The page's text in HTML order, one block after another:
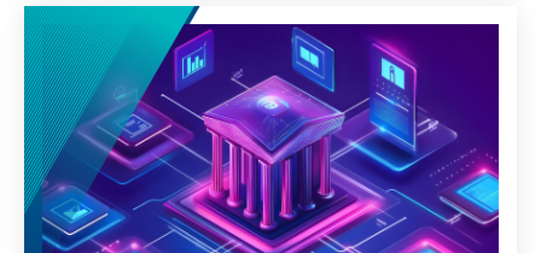
überlassen, wird nicht zu friedlichen
transatlantischen Beziehungen führen. Die EU
muss ihre Durchsetzung verdoppeln und
sicherstellen, dass laufende Untersuchungen
voranschreiten – während sie gleichzeitig
Marktzutrittsbarrieren,
Unternehmensspaltungen und
Handelsbeschränkungen in Betracht zieht.